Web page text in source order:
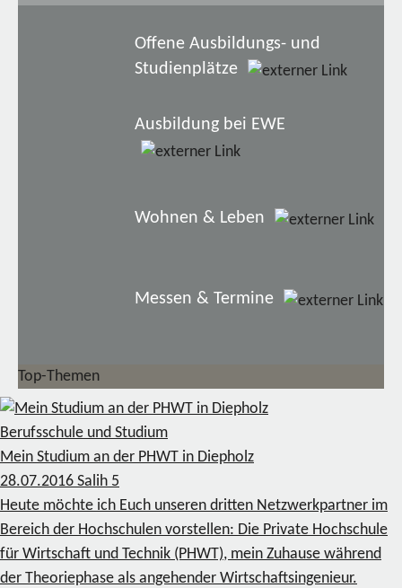
Offene Ausbildungs- und
Studienplätze
Ausbildung bei EWE
Wohnen & Leben
Messen & Termine
Top-Themen
Berufsschule und Studium
Mein Studium an der PHWT in Diepholz
28.07.2016 Salih 5
Heute möchte ich Euch unseren dritten Netzwerkpartner im
Bereich der Hochschulen vorstellen: Die Private Hochschule
für Wirtschaft und Technik (PHWT), mein Zuhause während
der Theoriephase als angehender Wirtschaftsingenieur.